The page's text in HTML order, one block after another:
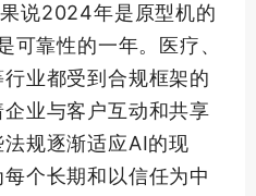
说2024年是原型机的
靠性的一年。医疗、
业都受到合规框架的
业与客户互动和共享
规逐渐适应AI的现
个长期和以信任为中